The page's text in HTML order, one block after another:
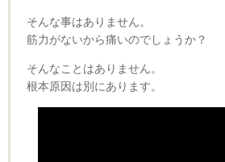
そんな事はありません。
筋力がないから痛いのでしょうか？
そんなことはありません。
根本原因は別にあります。